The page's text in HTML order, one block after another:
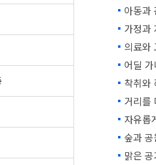
아동과
가정과
의료와
어딜
착취와
거리를
자유롭
숲과
맑은